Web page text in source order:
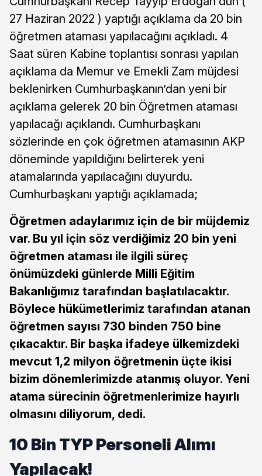
27 Haziran 2022 ) yaptığı açıklama da 20 bin
öğretmen ataması yapılacağını açıkladı. 4
Saat süren Kabine toplantısı sonrası yapılan
açıklama da Memur ve Emekli Zam müjdesi
beklenirken Cumhurbaşkanın’dan yeni bir
açıklama gelerek 20 bin Öğretmen ataması
yapılacağı açıklandı. Cumhurbaşkanı
sözlerinde en çok öğretmen atamasının AKP
döneminde yapıldığını belirterek yeni
atamalarında yapılacağını duyurdu.
Cumhurbaşkanı yaptığı açıklamada;
Öğretmen adaylarımız için de bir müjdemiz
var. Bu yıl için söz verdiğimiz 20 bin yeni
öğretmen ataması ile ilgili süreç
önümüzdeki günlerde Milli Eğitim
Bakanlığımız tarafından başlatılacaktır.
Böylece hükümetlerimiz tarafından atanan
öğretmen sayısı 730 binden 750 bine
çıkacaktır. Bir başka ifadeye ülkemizdeki
mevcut 1,2 milyon öğretmenin üçte ikisi
bizim dönemlerimizde atanmış oluyor. Yeni
atama sürecinin öğretmenlerimize hayırlı
olmasını diliyorum, dedi.
10 Bin TYP Personeli Alımı
Yapılacak!